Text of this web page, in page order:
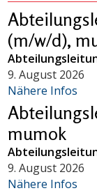
(m/w/d),
9. August 2026
Nähere Infos
mumok
9. August 2026
Nähere Infos